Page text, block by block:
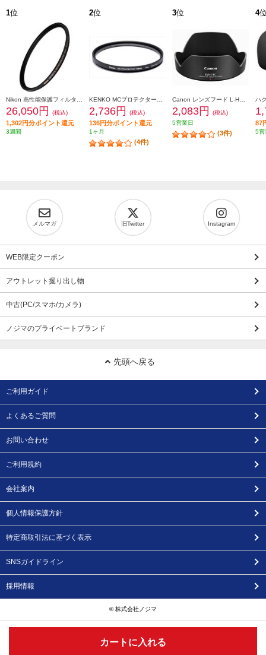
カートに入れる
1位
26,050円 (税込)
1,302円分ポイント還元
3週間
2位
2,736円 (税込)
136円分ポイント還元
1ヶ月
(4件)
3位
2,083円
(税込)
5営業日
(3件)
4
87
5営
メルマガ 旧Twitter Instagram
WEB限定クーポン
アウトレット掘り出し物
中古(PC/スマホ/カメラ)
ノジマのプライベートブランド
先頭へ戻る
ご利用ガイド
よくあるご質問
お問い合わせ
ご利用規約
会社案内
個人情報保護方針
特定商取引法に基づく表示
SNSガイドライン
採用情報
© 株式会社ノジマ